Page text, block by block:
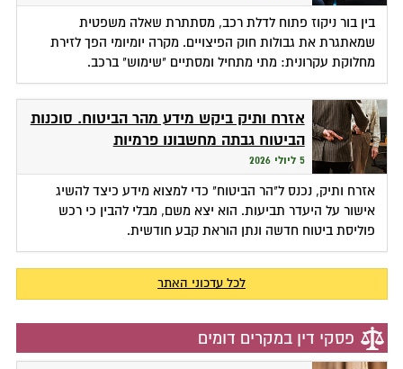
בין בור ניקוז פתוח לדלת רכב, מסתתרת שאלה משפטית
שמאתגרת את גבולות חוק הפיצויים. מקרה יומיומי הפך לזירת
מחלוקת עקרונית: מתי מתחיל ומסתיים "שימוש" ברכב.
אזרח ותיק ביקש מידע מהר הביטוח. סוכנות
הביטוח גבתה מחשבונו פרמיות
5 ליולי 2026
אזרח ותיק, נכנס ל"הר הביטוח" כדי למצוא מידע כיצד להשיג
אישור על היעדר תביעות. הוא יצא משם, מבלי להבין כי רכש
פוליסת ביטוח חדשה ונתן הוראת קבע חודשית.
לכל עדכוני האתר
פסקי דין במקרים דומים